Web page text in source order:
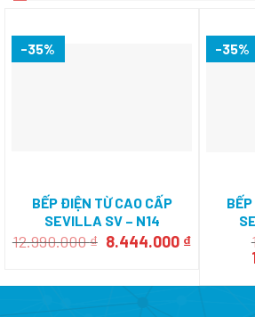
-35%
BẾP ĐIỆN TỪ CAO CẤP
SEVILLA SV – N14
12.990.000₫ Giá
12.990.000 ₫.
8.444.000 ₫Giá
là:
-35%